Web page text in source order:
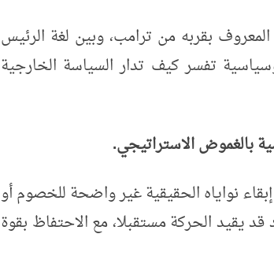
بقربه من ترامب، وبين لغة الرئيس
تفسر كيف تدار السياسة الخارجية
بالغموض الاستراتيجي.
نواياه الحقيقية غير واضحة للخصوم أو
يقيد الحركة مستقبلا، مع الاحتفاظ بقوة